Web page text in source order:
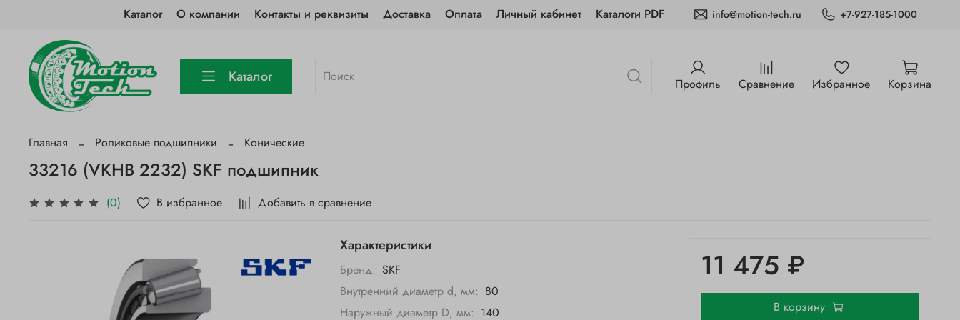
Каталог О компании Контакты и реквизиты Доставка Оплата Личный кабинет Каталоги PDF info@motion-tech.ru +7-927-185-1000
Каталог Профиль Сравнение Избранное Корзина
Главная Роликовые подшипники Конические
33216 (VKHB 2232) SKF подшипник
(0) В избранное Добавить в сравнение
Характеристики
Бренд: SKF
Внутренний диаметр d, мм: 80
Наружный диаметр D, мм: 140
11 475 ₽
В корзину